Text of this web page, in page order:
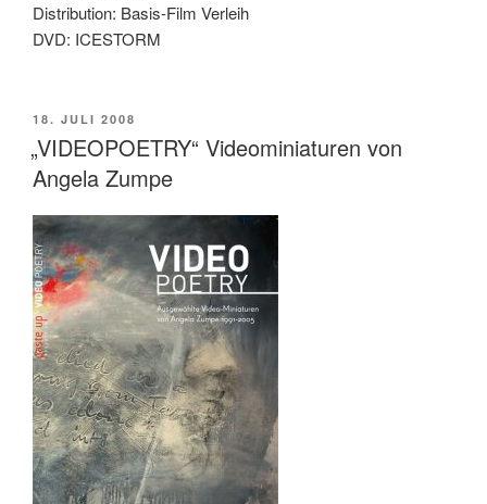
Distribution: Basis-Film Verleih
DVD: ICESTORM
VERÖFFENTLICHT
AM
18. JULI 2008
„VIDEOPOETRY“ Videominiaturen von
Angela Zumpe